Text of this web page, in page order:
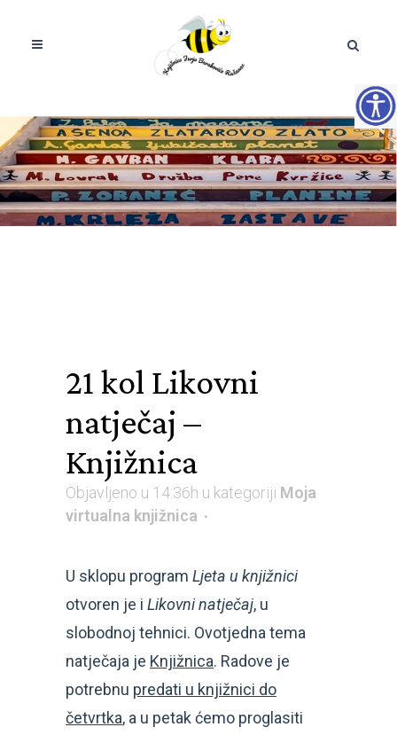
21 kol Likovni
natječaj –
Knjižnica
Objavljeno u 14:36h u kategoriji Moja
virtualna knjižnica
U sklopu program Ljeta u knjižnici
otvoren je i Likovni natječaj, u
slobodnoj tehnici. Ovotjedna tema
natječaja je Knjižnica. Radove je
potrebnu predati u knjižnici do
četvrtka, a u petak ćemo proglasiti